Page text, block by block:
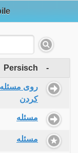
Persisch -
روی
کردن
مسئله
مسئله